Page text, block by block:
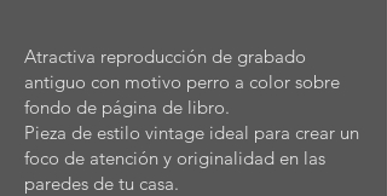
Atractiva reproducción de grabado
antiguo con motivo perro a color sobre
fondo de página de libro.
Pieza de estilo vintage ideal para crear un
foco de atención y originalidad en las
paredes de tu casa.